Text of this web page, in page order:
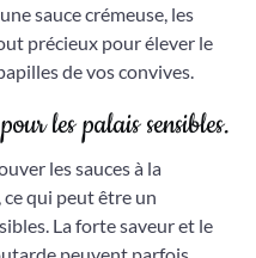
sauce crémeuse, les
précieux pour élever le
de vos convives.
les palais sensibles.
les sauces à la
qui peut être un
La forte saveur et le